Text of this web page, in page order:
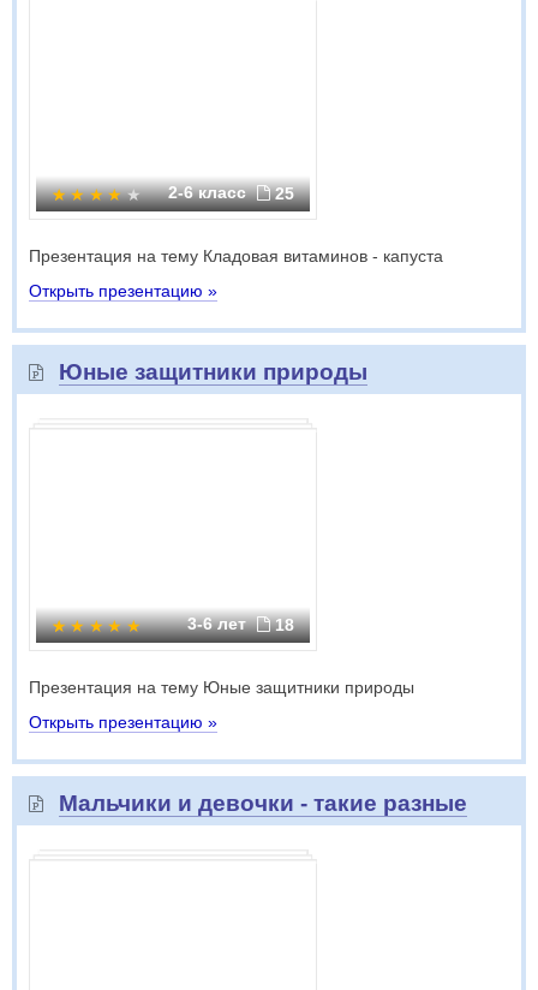
2-6 класс 25
Презентация на тему Кладовая витаминов - капуста
Открыть презентацию »
Юные защитники природы
3-6 лет 18
Презентация на тему Юные защитники природы
Открыть презентацию »
Мальчики и девочки - такие разные